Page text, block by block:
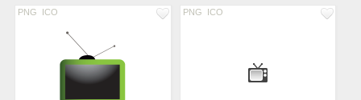
PNG ICO PNG ICO